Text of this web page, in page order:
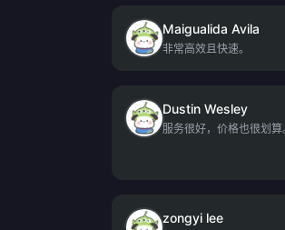
Maigualida Avila
非常高效且快速。
Dustin Wesley
服务很好，价格也很划算
zongyi lee